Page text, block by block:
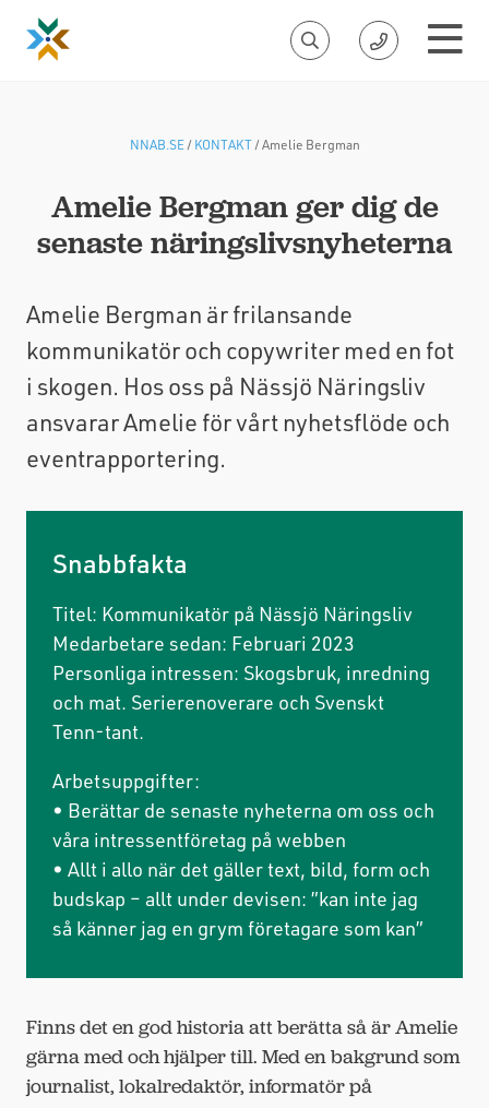
NNAB.SE/KONTAKT/Amelie Bergman
Amelie Bergman ger dig de
senaste näringslivsnyheterna
Amelie Bergman är frilansande
kommunikatör och copywriter med en fot
i skogen. Hos oss på Nässjö Näringsliv
ansvarar Amelie för vårt nyhetsflöde och
eventrapportering.
Snabbfakta
Titel: Kommunikatör på Nässjö Näringsliv
Medarbetare sedan: Februari 2023
Personliga intressen: Skogsbruk, inredning
och mat. Serierenoverare och Svenskt
Tenn-tant.
Arbetsuppgifter:
• Berättar de senaste nyheterna om oss och
våra intressentföretag på webben
• Allt i allo när det gäller text, bild, form och
budskap – allt under devisen: ”kan inte jag
så känner jag en grym företagare som kan”
Finns det en god historia att berätta så är Amelie
gärna med och hjälper till. Med en bakgrund som
journalist, lokalredaktör, informatör på